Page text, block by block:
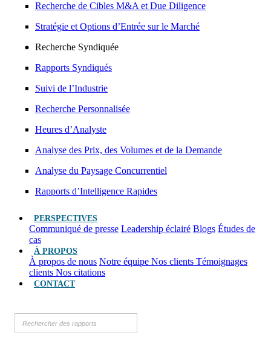
Recherche de Cibles M&A et Due Diligence
Stratégie et Options d’Entrée sur le Marché
Recherche Syndiquée
Rapports Syndiqués
Suivi de l’Industrie
Recherche Personnalisée
Heures d’Analyste
Analyse des Prix, des Volumes et de la Demande
Analyse du Paysage Concurrentiel
Rapports d’Intelligence Rapides
PERSPECTIVES
Communiqué de presse Leadership éclairé Blogs Études de
cas
À PROPOS
À propos de nous Notre équipe Nos clients Témoignages
clients Nos citations
CONTACT